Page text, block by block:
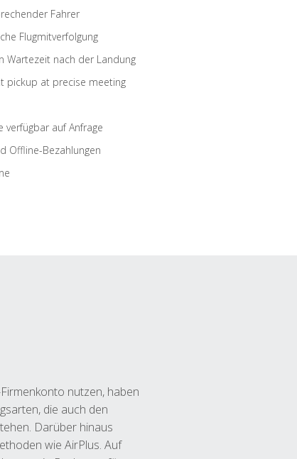
Fahrer
Flugmitverfolgung
Wartezeit nach der Landung
pickup at precise meeting
verfügbar auf Anfrage
Offline-Bezahlungen
nutzen, haben
die auch den
Darüber hinaus
wie AirPlus. Auf